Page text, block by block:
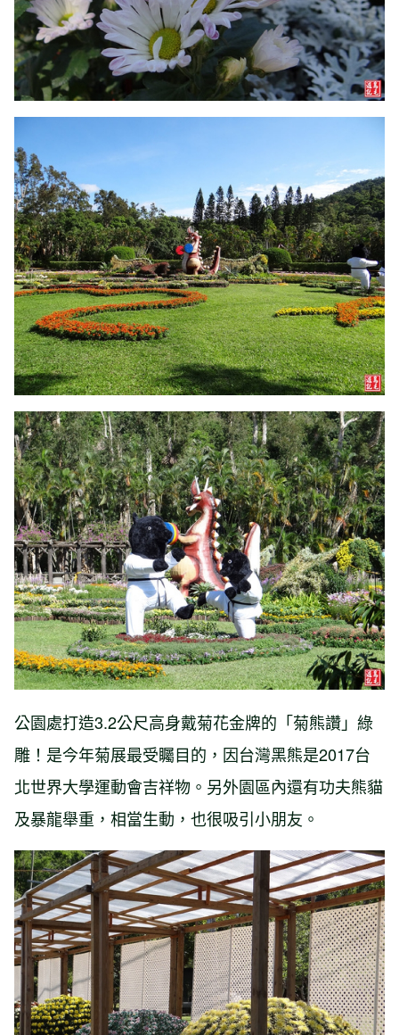
公園處打造3.2公尺高身戴菊花金牌的「菊熊讚」綠
雕！是今年菊展最受矚目的，因台灣黑熊是2017台
北世界大學運動會吉祥物。另外園區內還有功夫熊貓
及暴龍舉重，相當生動，也很吸引小朋友。